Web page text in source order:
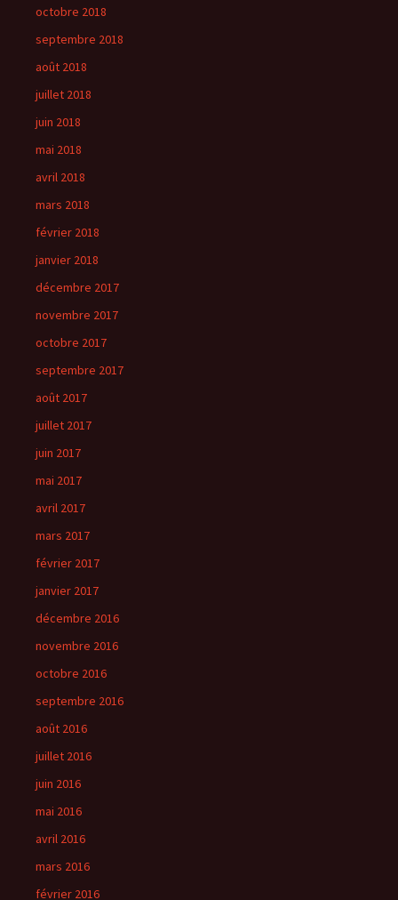
octobre 2018
septembre 2018
août 2018
juillet 2018
juin 2018
mai 2018
avril 2018
mars 2018
février 2018
janvier 2018
décembre 2017
novembre 2017
octobre 2017
septembre 2017
août 2017
juillet 2017
juin 2017
mai 2017
avril 2017
mars 2017
février 2017
janvier 2017
décembre 2016
novembre 2016
octobre 2016
septembre 2016
août 2016
juillet 2016
juin 2016
mai 2016
avril 2016
mars 2016
février 2016